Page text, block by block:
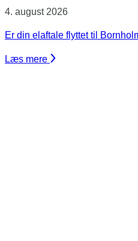
4. august 2026
Er din elaftale flyttet til
Læs mere